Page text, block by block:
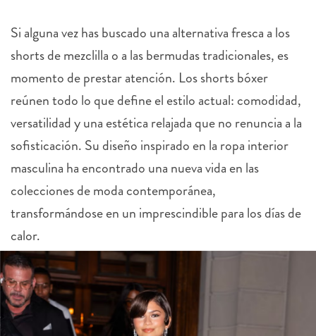
Si alguna vez has buscado una alternativa fresca a los
shorts de mezclilla o a las bermudas tradicionales, es
momento de prestar atención. Los shorts bóxer
reúnen todo lo que define el estilo actual: comodidad,
versatilidad y una estética relajada que no renuncia a la
sofisticación. Su diseño inspirado en la ropa interior
masculina ha encontrado una nueva vida en las
colecciones de moda contemporánea,
transformándose en un imprescindible para los días de
calor.